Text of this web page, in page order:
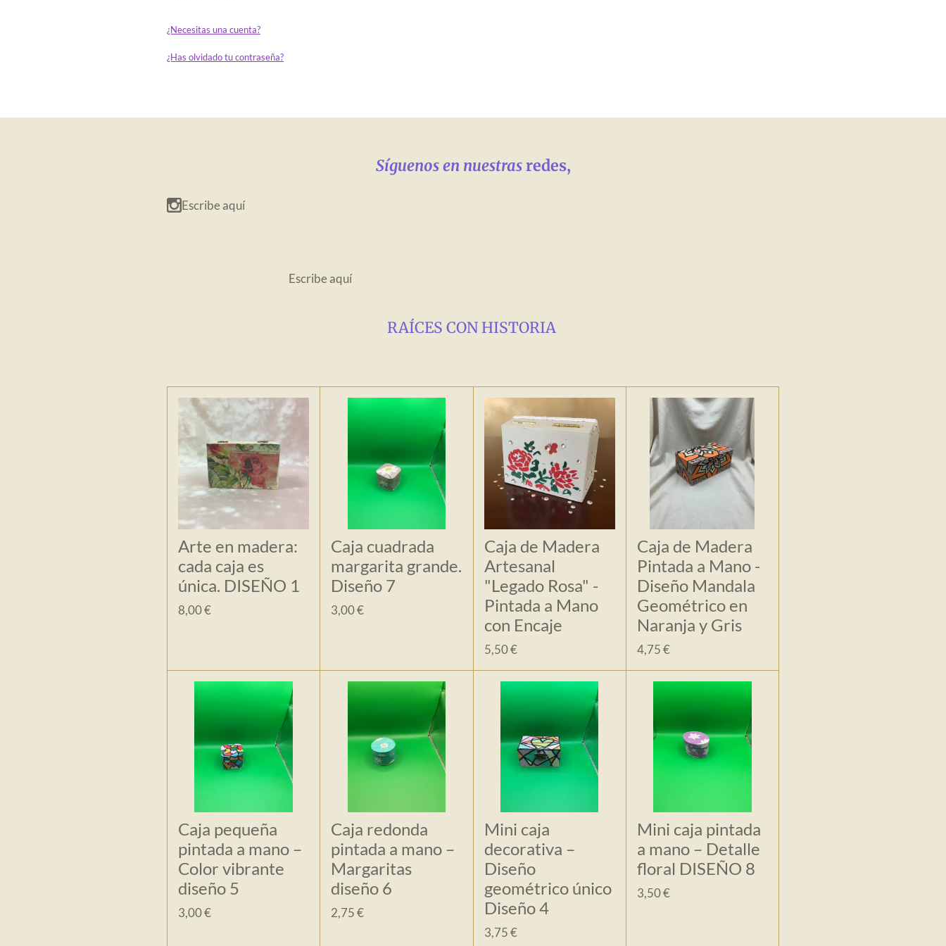
¿Necesitas una cuenta?
¿Has olvidado tu contraseña?
Síguenos en nuestras redes,
Escribe aquí
Escribe aquí
RAÍCES CON HISTORIA
Arte en madera:
cada caja es
única. DISEÑO 1
8,00 €
Caja cuadrada
margarita grande.
Diseño 7
3,00 €
Caja de Madera
Artesanal
"Legado Rosa" -
Pintada a Mano
con Encaje
5,50 €
Caja de Madera
Pintada a Mano -
Diseño Mandala
Geométrico en
Naranja y Gris
4,75 €
Caja pequeña
pintada a mano –
Color vibrante
diseño 5
3,00 €
Caja redonda
pintada a mano –
Margaritas
diseño 6
2,75 €
Mini caja
decorativa –
Diseño
geométrico único
Diseño 4
3,75 €
Mini caja pintada
a mano – Detalle
floral DISEÑO 8
3,50 €